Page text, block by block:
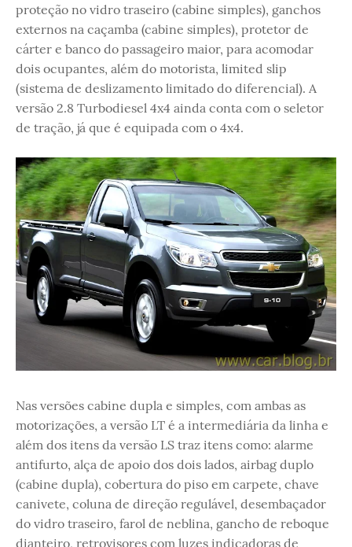
proteção no vidro traseiro (cabine simples), ganchos
externos na caçamba (cabine simples), protetor de
cárter e banco do passageiro maior, para acomodar
dois ocupantes, além do motorista, limited slip
(sistema de deslizamento limitado do diferencial). A
versão 2.8 Turbodiesel 4x4 ainda conta com o seletor
de tração, já que é equipada com o 4x4.
Nas versões cabine dupla e simples, com ambas as
motorizações, a versão LT é a intermediária da linha e
além dos itens da versão LS traz itens como: alarme
antifurto, alça de apoio dos dois lados, airbag duplo
(cabine dupla), cobertura do piso em carpete, chave
canivete, coluna de direção regulável, desembaçador
do vidro traseiro, farol de neblina, gancho de reboque
dianteiro, retrovisores com luzes indicadoras de